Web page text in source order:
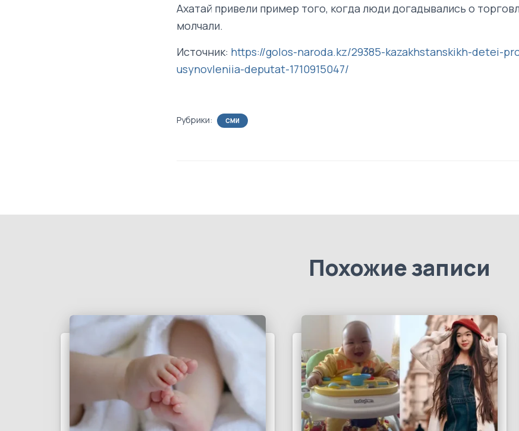
Ахатай привели пример того, когда люди догадывались о
молчали.
Источник: https://golos-naroda.kz/29385-kazakhstanskikh-detei-
usynovleniia-deputat-1710915047/
Рубрики: СМИ
Похожие записи